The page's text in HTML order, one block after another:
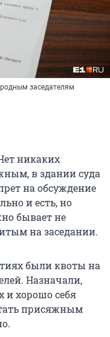
заседателям
никаких
в здании суда
на обсуждение
и есть, но
бывает не
на заседании.
были квоты на
Назначали,
и хорошо себя
присяжным